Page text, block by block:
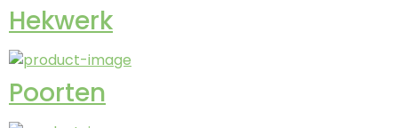
Hekwerk
Poorten